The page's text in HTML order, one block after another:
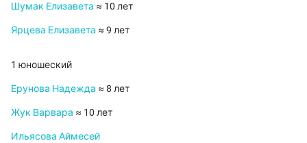
Шумак Елизавета ≈ 10 лет
Ярцева Елизавета ≈ 9 лет
1 юношеский
Ерунова Надежда ≈ 8 лет
Жук Варвара ≈ 10 лет
Ильясова Аймесей